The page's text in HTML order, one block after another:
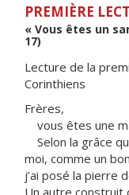
PREMIÈRE
« Vous êtes un
17)
Lecture de la
Corinthiens
Frères,
vous êtes une
Selon la grâce
moi, comme un
j’ai posé la pierre
Un autre construit